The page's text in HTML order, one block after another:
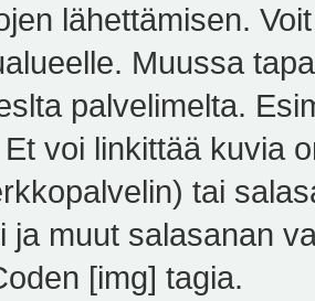
lähettämisen.
Muussa
palvelimelta.
voi linkittää kuvia
tai
ja muut salasanan
[img] tagia.